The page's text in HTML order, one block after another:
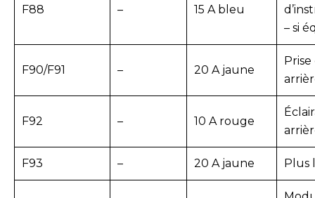
F88 – 15 A bleu
– si
F90/F91 – 20 A jaune
F92 – 10 A rouge
F93 – 20 A jaune Plus